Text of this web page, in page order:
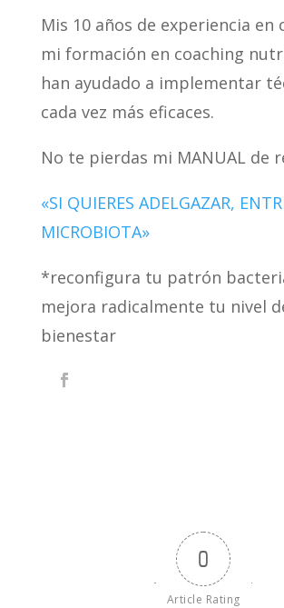
Mis 10 años de experiencia en
mi formación en coaching
han ayudado a implementar
cada vez más eficaces.
No te pierdas mi MANUAL de
«SI QUIERES ADELGAZAR,
MICROBIOTA»
*reconfigura tu patrón
mejora radicalmente tu nivel
bienestar
0
Article Rating